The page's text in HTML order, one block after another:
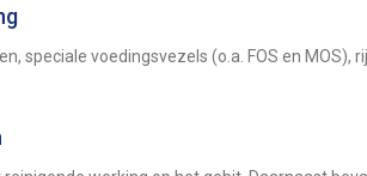
speciale voedingsvezels (o.a. FOS en MOS),